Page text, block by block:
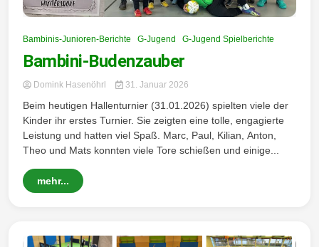
Bambinis-Junioren-Berichte G-Jugend G-Jugend Spielberichte
Bambini-Budenzauber
Domink Hasenöhrl 31. Januar 2026
Beim heutigen Hallenturnier (31.01.2026) spielten viele der
Kinder ihr erstes Turnier. Sie zeigten eine tolle, engagierte
Leistung und hatten viel Spaß. Marc, Paul, Kilian, Anton,
Theo und Mats konnten viele Tore schießen und einige...
mehr...